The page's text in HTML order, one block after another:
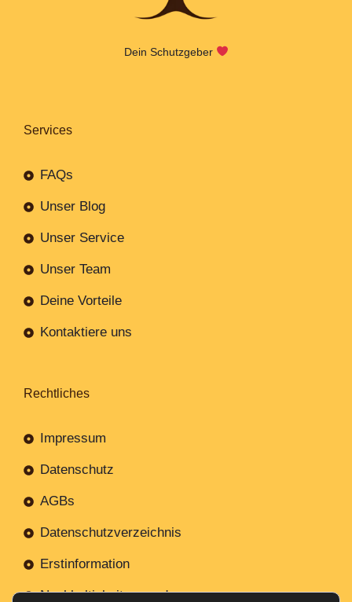
Dein Schutzgeber
Services
FAQs
Unser Blog
Unser Service
Unser Team
Deine Vorteile
Kontaktiere uns
Rechtliches
Impressum
Datenschutz
AGBs
Datenschutzverzeichnis
Erstinformation
Nachhaltigkeitsverordnung